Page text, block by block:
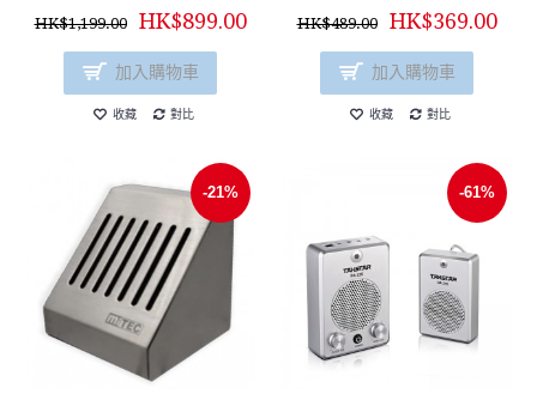
HK$1,199.00 HK$899.00
加入購物車
收藏 對比
HK$489.00 HK$369.00
加入購物車
收藏 對比
-21% -61%